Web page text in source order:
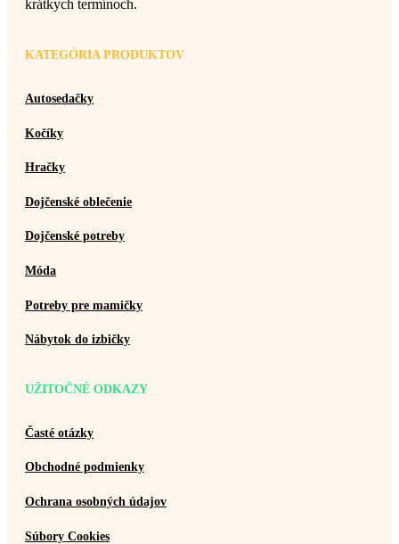
krátkych termínoch.
KATEGÓRIA PRODUKTOV
Autosedačky
Kočíky
Hračky
Dojčenské oblečenie
Dojčenské potreby
Móda
Potreby pre mamičky
Nábytok do izbičky
UŽITOČNÉ ODKAZY
Časté otázky
Obchodné podmienky
Ochrana osobných údajov
Súbory Cookies